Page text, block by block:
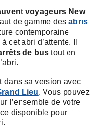
voyageurs New
de gamme desabris
contemporaine
cet abri d’attente. Il
de bus tout en
dans sa version avec
Lieu. Vous pouvez
l’ensemble de votre
disponible pour